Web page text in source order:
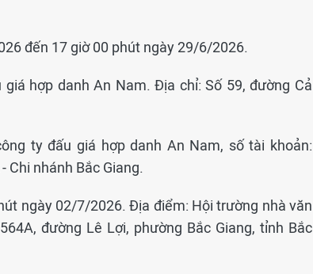
đến 17 giờ 00 phút ngày 29/6/2026.
hợp danh An Nam. Địa chỉ: Số 59, đường Cả
ty đấu giá hợp danh An Nam, số tài khoản:
Chi nhánh Bắc Giang.
ngày 02/7/2026. Địa điểm: Hội trường nhà văn
đường Lê Lợi, phường Bắc Giang, tỉnh Bắc